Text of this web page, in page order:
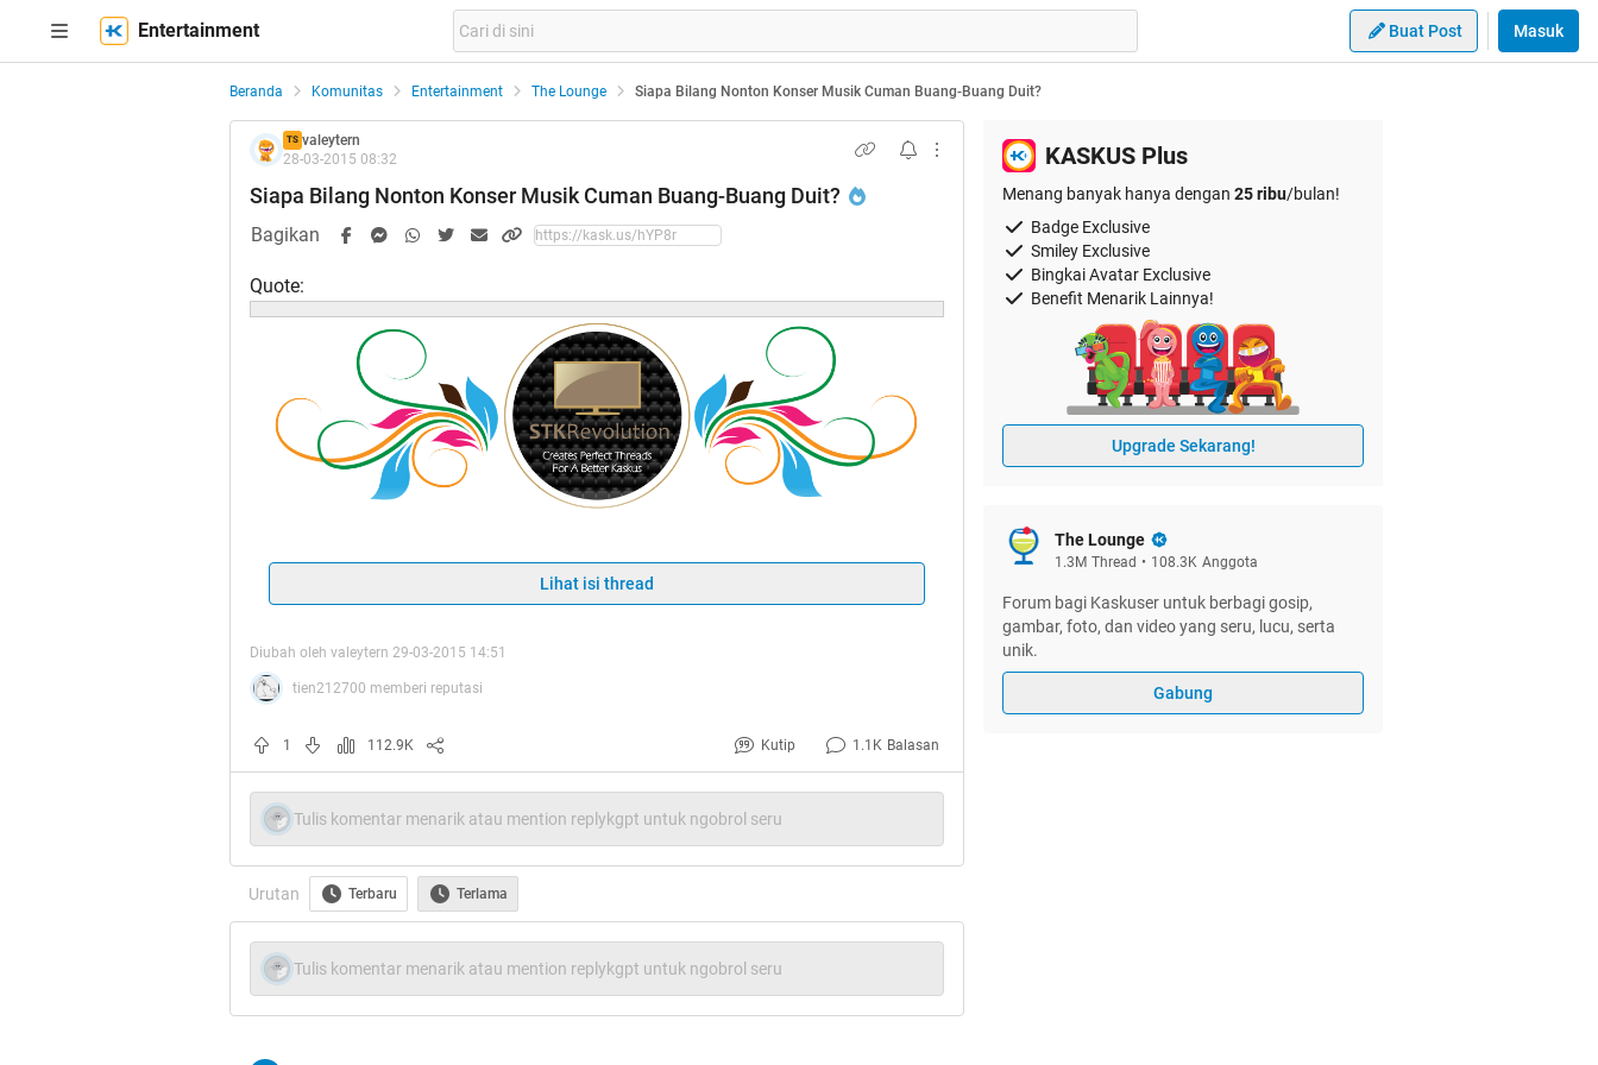
Entertainment Buat Post Masuk
Beranda Komunitas Entertainment The Lounge Siapa Bilang Nonton Konser Musik Cuman Buang-Buang Duit?
TS valeytern
28-03-2015 08:32
Siapa Bilang Nonton Konser Musik Cuman Buang-Buang Duit?
Bagikan
Quote:
Spoiler
forHT
Quote:
Lihat isi thread
Diubah oleh valeytern 29-03-2015 14:51
tien212700 memberi reputasi
1 112.9K Kutip 1.1K Balasan
Tulis komentar menarik atau mention replykgpt untuk ngobrol seru
Urutan Terbaru Terlama
Tulis komentar menarik atau mention replykgpt untuk ngobrol seru
KASKUS Plus
Menang banyak hanya dengan 25 ribu/bulan!
Badge Exclusive
Smiley Exclusive
Bingkai Avatar Exclusive
Benefit Menarik Lainnya!
Upgrade Sekarang!
The Lounge
1.3M Thread • 108.3K Anggota
Forum bagi Kaskuser untuk berbagi gosip,
gambar, foto, dan video yang seru, lucu, serta
unik.
Gabung